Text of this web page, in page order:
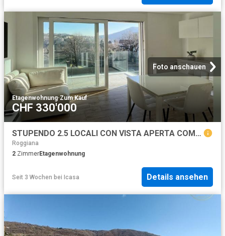
Foto anschauen
Etagenwohnung·Zum Kauf
CHF 330'000
STUPENDO 2.5 LOCALI CON VISTA APERTA COME NUOVO A VACALLO
Roggiana
2 ZimmerEtagenwohnung
Seit 3 Wochen bei Icasa Details ansehen